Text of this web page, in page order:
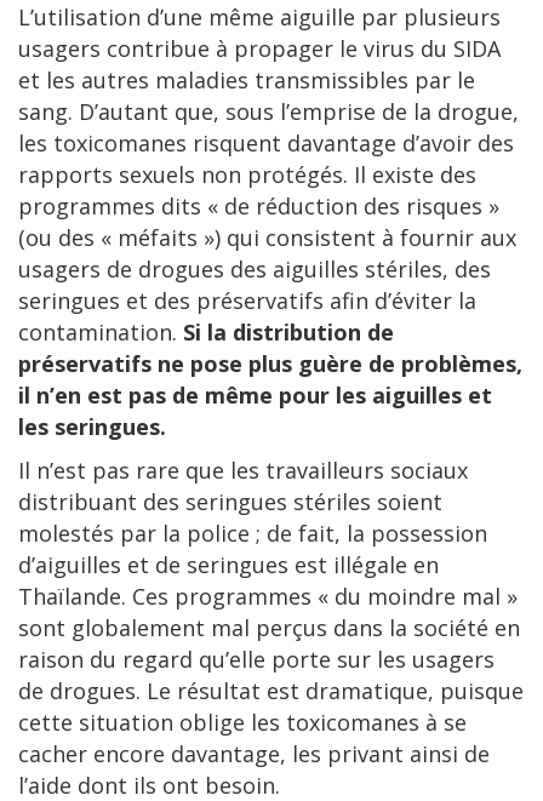
L’utilisation d’une même aiguille par plusieurs
usagers contribue à propager le virus du SIDA
et les autres maladies transmissibles par le
sang. D’autant que, sous l’emprise de la drogue,
les toxicomanes risquent davantage d’avoir des
rapports sexuels non protégés. Il existe des
programmes dits « de réduction des risques »
(ou des « méfaits ») qui consistent à fournir aux
usagers de drogues des aiguilles stériles, des
seringues et des préservatifs afin d’éviter la
contamination. Si la distribution de
préservatifs ne pose plus guère de problèmes,
il n’en est pas de même pour les aiguilles et
les seringues.
Il n’est pas rare que les travailleurs sociaux
distribuant des seringues stériles soient
molestés par la police ; de fait, la possession
d’aiguilles et de seringues est illégale en
Thaïlande. Ces programmes « du moindre mal »
sont globalement mal perçus dans la société en
raison du regard qu’elle porte sur les usagers
de drogues. Le résultat est dramatique, puisque
cette situation oblige les toxicomanes à se
cacher encore davantage, les privant ainsi de
l’aide dont ils ont besoin.